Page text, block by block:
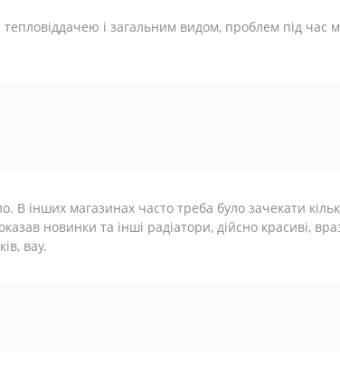
і загальним видом, проблем під час
В інших магазинах часто треба було зачекати
новинки та інші радіатори, дійсно красиві,
вау.